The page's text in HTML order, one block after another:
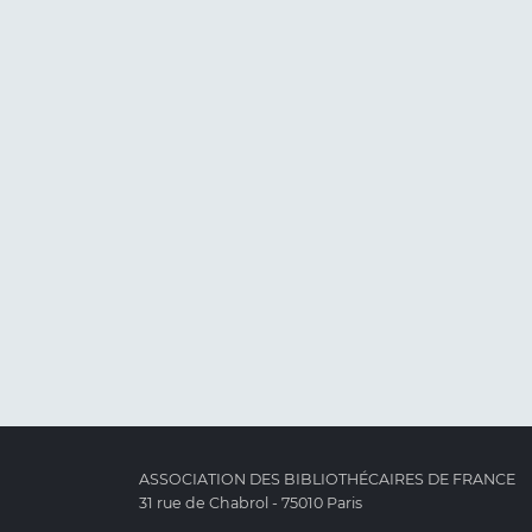
ASSOCIATION DES BIBLIOTHÉCAIRES DE FRANCE
31 rue de Chabrol - 75010 Paris